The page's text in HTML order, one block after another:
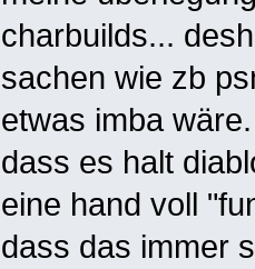
charbuilds...
sachen wie zb
etwas imba
dass es halt
eine hand voll
dass das immer